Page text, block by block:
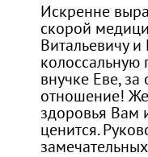
Искренне
скорой
Витальевичу
внучке Еве,
отношение!
здоровья Вам
ценится.